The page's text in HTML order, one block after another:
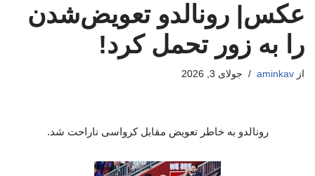
عکس| رونالدو تعویض‌شدن
را به زور تحمل کرد!
از aminkav جولای 3, 2026
رونالدو به خاطر تعویض مقابل کرواسی ناراحت شد.